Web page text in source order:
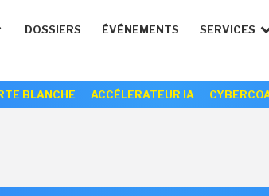
DOSSIERS ÉVÉNEMENTS SERVICES
BLANCHE ACCÉLERATEUR IA